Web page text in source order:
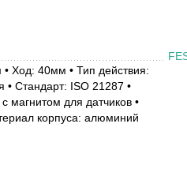
Ход: 40мм • Тип действия:
• Стандарт: ISO 21287 •
магнитом для датчиков •
корпуса: алюминий